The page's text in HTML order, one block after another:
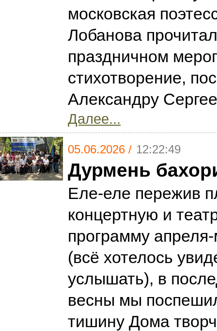
московская
Лобанова
праздничном
стихотворение,
Александру
Далее...
05.06.2026 / 12:22:49
Дурмень
Еле-еле пережив
концертную и
программу
(всё хотелось
услышать), в
весны мы
тишину Дома